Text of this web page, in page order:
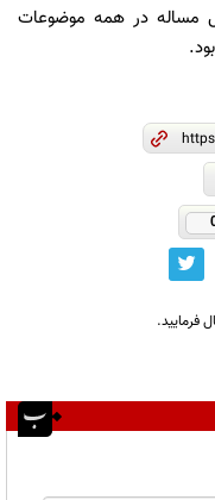
مساله در همه موضوعات
فرمایید.